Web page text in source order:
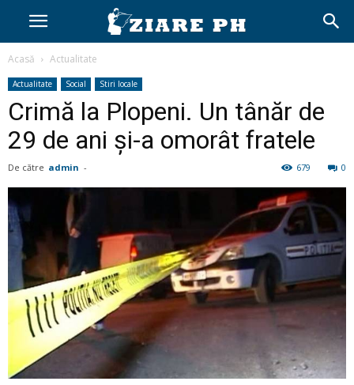
Acasă Actualitate
Actualitate Social Stiri locale
Crimă la Plopeni. Un tânăr de
29 de ani și-a omorât fratele
De către admin - 0
679